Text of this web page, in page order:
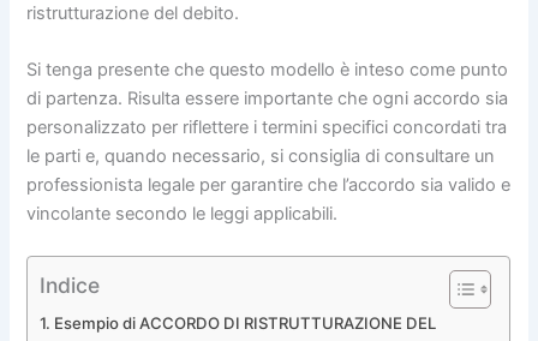
ristrutturazione del debito.
Si tenga presente che questo modello è inteso come punto
di partenza. Risulta essere importante che ogni accordo sia
personalizzato per riflettere i termini specifici concordati tra
le parti e, quando necessario, si consiglia di consultare un
professionista legale per garantire che l’accordo sia valido e
vincolante secondo le leggi applicabili.
Indice
Esempio di ACCORDO DI RISTRUTTURAZIONE DEL